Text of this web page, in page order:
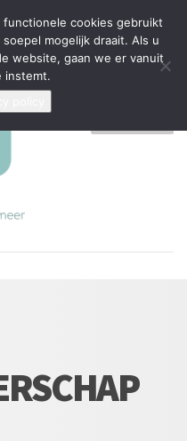
nieuwe zaken aannemen
Privacybeleid
cookies gebruikt
mogelijk draait. Als u
website, gaan we er vanuit
instemt.